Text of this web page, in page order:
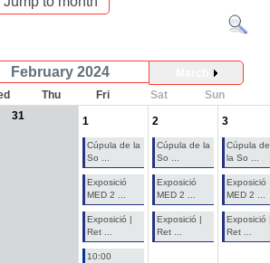
February 2024
Thu Fri Sat
Sun
31 1
Cúpula de la
So ...
Exposició
MED 2 ...
Exposició |
Ret ...
10:00
2
Cúpula de la
So ...
Exposició
MED 2 ...
Exposició |
Ret ...
3
Cúpula de
la So ...
Exposició
MED 2 ...
Exposició
Ret ...